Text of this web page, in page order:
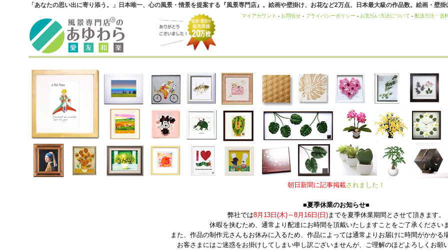
「あなたの思い出に寄り添う。」日本唯一、心の風景・情景を提案する『風景専門店』。絵画や壁掛け、お花など2万点、日本最大級の作品数。絵画・壁
マイアカウント - お問合せ - プライバシーポリシー - お支払い方法について - 配送方法・送
朝日新聞に記事掲載されました！
■夏季休業のお知らせ■
弊社では8月13日(木)～8月16日(日)までを夏季休業期間とさせて頂きます。
休暇を挟むため、通常より配達にお時間を頂戴いたしますことをご了承くださいま
また、作品の制作元さんもお休みに入るため、作品によっては通常よりお届けに時間がかかる
お客さまにはご迷惑をお掛けしてしまい申し訳ございませんが、ご理解のほどよろしくお願